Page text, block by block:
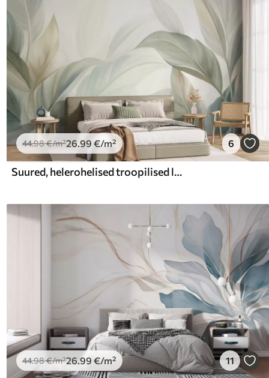
44.98€/m²26 .99 €/m² 6
Suured, helerohelised troopilised lehed pehmetes pastelltoonides, tekstuurne kunst
44.98€/m²26.99 €/m² 11